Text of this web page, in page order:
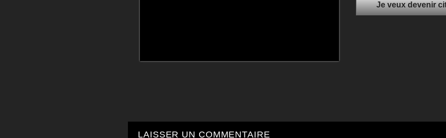
Je veux devenir
LAISSER UN COMMENTAIRE